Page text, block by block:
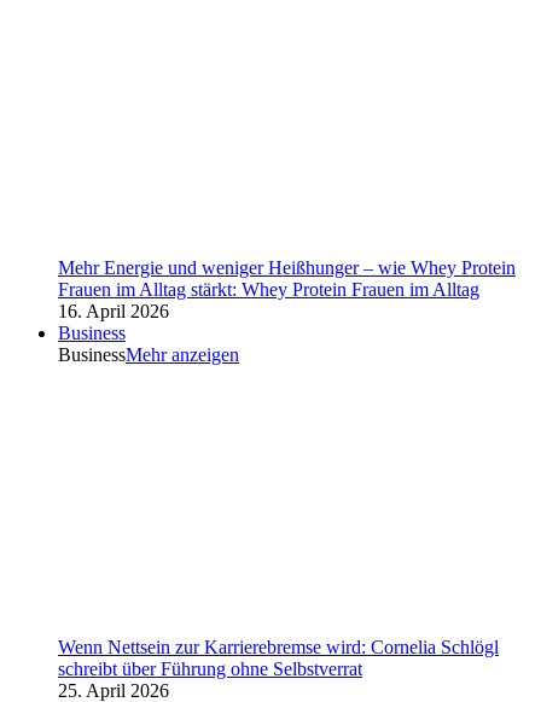
Mehr Energie und weniger Heißhunger – wie Whey Protein
Frauen im Alltag stärkt: Whey Protein Frauen im Alltag
16. April 2026
Business
BusinessMehr anzeigen
Wenn Nettsein zur Karrierebremse wird: Cornelia Schlögl
schreibt über Führung ohne Selbstverrat
25. April 2026